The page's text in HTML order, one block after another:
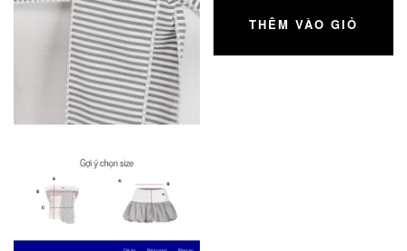
THÊM VÀO GIỎ